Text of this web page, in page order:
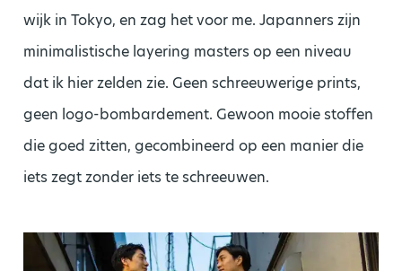
wijk in Tokyo, en zag het voor me. Japanners zijn
minimalistische layering masters op een niveau
dat ik hier zelden zie. Geen schreeuwerige prints,
geen logo-bombardement. Gewoon mooie stoffen
die goed zitten, gecombineerd op een manier die
iets zegt zonder iets te schreeuwen.